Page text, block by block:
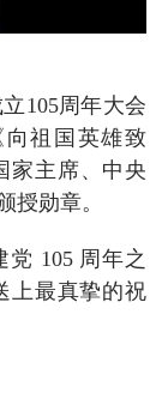
105周年大会
祖国英雄致
家主席、中央
授勋章。
105 周年之
上最真挚的祝